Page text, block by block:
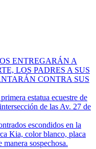
ENTREGARÁN A
LOS PADRES A SUS
CONTRA SUS
estatua ecuestre de
de las Av. 27 de
escondidos en la
Kia, color blanco, placa
sospechosa.